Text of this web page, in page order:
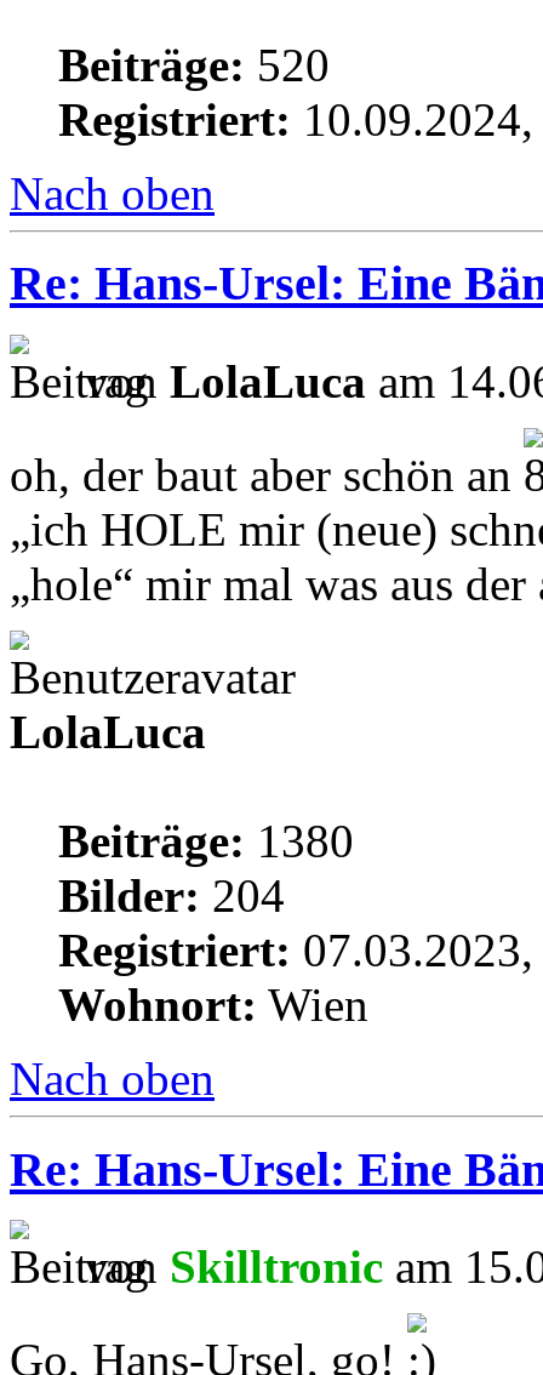
Beiträge: 520
Registriert:
Nach oben
Re: Hans-Ursel: Eine
von LolaLuca am
oh, der baut aber schön an
„ich HOLE mir (neue)
„hole“ mir mal was aus
LolaLuca
Beiträge: 1380
Bilder: 204
Registriert:
Wohnort: Wien
Nach oben
Re: Hans-Ursel: Eine
von Skilltronic am
Go, Hans-Ursel, go!